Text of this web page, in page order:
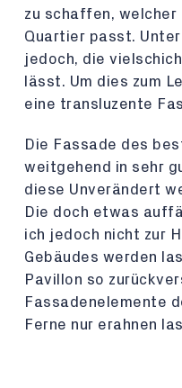
zu schaffen, welcher
Quartier passt.
jedoch, die
lässt. Um dies zum
eine transluzente
Die Fassade des
weitgehend in sehr
diese Unverändert
Die doch etwas
ich jedoch nicht zur
Gebäudes werden
Pavillon so
Fassadenelemente
Ferne nur erahnen